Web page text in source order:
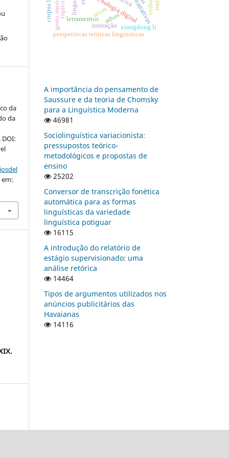
da
da
DOI:
em:
letramentostecnologia digital
texto
xiangdong li
narrativas
interação
perspectivas teóricas linguísticas
gesto musical ethos
A importância do pensamento de
Saussure e da teoria de Chomsky
para a Linguística Moderna
46981
Sociolinguística variacionista:
pressupostos teórico-
metodológicos e propostas de
ensino
25202
Conversor de transcrição fonética
automática para as formas
linguísticas da variedade
linguística potiguar
16115
A introdução do relatório de
estágio supervisionado: uma
análise retórica
14464
Tipos de argumentos utilizados nos
anúncios publicitários das
Havaianas
14116